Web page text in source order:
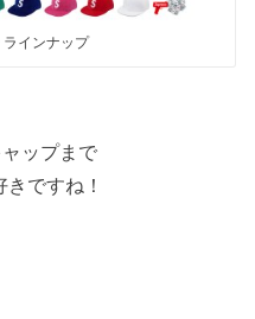
インナップ
ップまで
ですね！